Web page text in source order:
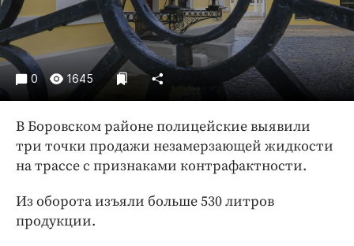
Общество
Погода
Праздники
Происшествия
Спорт
Экономика и бизнес
ПРОЕКТЫ
Издания
0 1645
В Боровском районе полицейские выявили
три точки продажи незамерзающей жидкости
на трассе с признаками контрафактности.
Из оборота изъяли больше 530 литров
продукции.